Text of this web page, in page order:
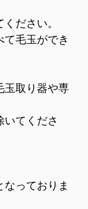
ださい。
て毛玉ができ
玉取り器や専
いてくださ
っておりま